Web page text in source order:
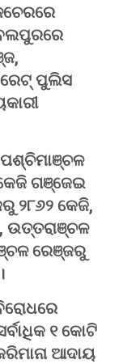
ପୁଲିସ
ଗଞ୍ଜେଇ
୨୮୬୨ କେଜି,
ଉତ୍ତରାଞ୍ଚଳ
ରେଞ୍ଜରୁ
୧ କୋଟି
ଆଦାୟ